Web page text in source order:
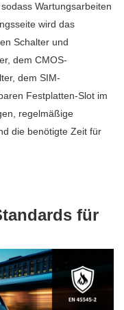
Wartungsarbeiten
wird das
Schalter und
dem CMOS-
dem SIM-
Festplatten-Slot im
regelmäßige
die benötigte Zeit für
für